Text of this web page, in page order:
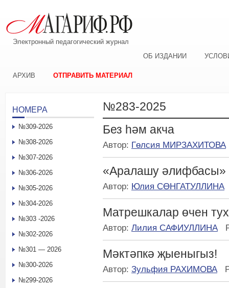
Электронный педагогический журнал
ОБ ИЗДАНИИ
АРХИВ ОТПРАВИТЬ МАТЕРИАЛ
№283-2025
Без һәм акча
Автор: Гөлсия МИРЗАХИТОВА
«Аралашу әлифбасы»
Автор: Юлия СӨНГАТУЛЛИНА
Матрешкалар өчен
Автор: Лилия САФИУЛЛИНА
Мәктәпкә җыеныгыз!
Автор: Зульфия РАХИМОВА
НОМЕРА
№309-2026
№308-2026
№307-2026
№306-2026
№305-2026
№304-2026
№303 -2026
№302-2026
№301 — 2026
№300-2026
№299-2026